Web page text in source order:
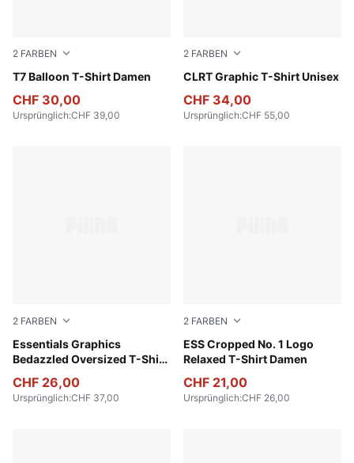
2 FARBEN
T7 Balloon T-Shirt Damen
Puma White
CHF 30,00
Ursprünglich:CHF 39,00
2 FARBEN
CLRT Graphic T-Shirt Unisex
Cool Light Gray
CHF 34,00
Ursprünglich:CHF 55,00
2 FARBEN
Essentials Graphics
Bedazzled Oversized T-Shirt
Puma Black
CHF 26,00
Ursprünglich:CHF 37,00
2 FARBEN
ESS Cropped No. 1 Logo
Relaxed T-Shirt Damen
Puma White
CHF 21,00
Ursprünglich:CHF 26,00